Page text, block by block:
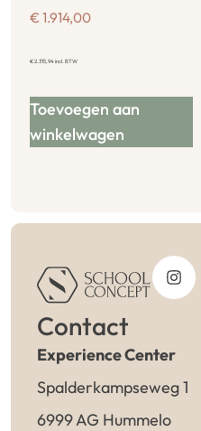
€ 1.914,00
€2.315,94incl. BTW
Toevoegen aan
winkelwagen
Contact
Experience Center
Spalderkampseweg 1
6999 AG Hummelo